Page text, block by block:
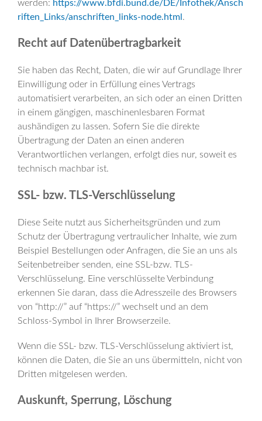
werden: https://www.bfdi.bund.de/DE/Infothek/Ansch
riften_Links/anschriften_links-node.html .
Recht auf Datenübertragbarkeit
Sie haben das Recht, Daten, die wir auf Grundlage Ihrer
Einwilligung oder in Erfüllung eines Vertrags
automatisiert verarbeiten, an sich oder an einen Dritten
in einem gängigen, maschinenlesbaren Format
aushändigen zu lassen. Sofern Sie die direkte
Übertragung der Daten an einen anderen
Verantwortlichen verlangen, erfolgt dies nur, soweit es
technisch machbar ist.
SSL- bzw. TLS-Verschlüsselung
Diese Seite nutzt aus Sicherheitsgründen und zum
Schutz der Übertragung vertraulicher Inhalte, wie zum
Beispiel Bestellungen oder Anfragen, die Sie an uns als
Seitenbetreiber senden, eine SSL-bzw. TLS-
Verschlüsselung. Eine verschlüsselte Verbindung
erkennen Sie daran, dass die Adresszeile des Browsers
von “http://” auf “https://” wechselt und an dem
Schloss-Symbol in Ihrer Browserzeile.
Wenn die SSL- bzw. TLS-Verschlüsselung aktiviert ist,
können die Daten, die Sie an uns übermitteln, nicht von
Dritten mitgelesen werden.
Auskunft, Sperrung, Löschung